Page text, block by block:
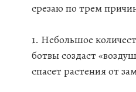
срезаю по трем
1. Небольшое
ботвы создаст
спасет растения от